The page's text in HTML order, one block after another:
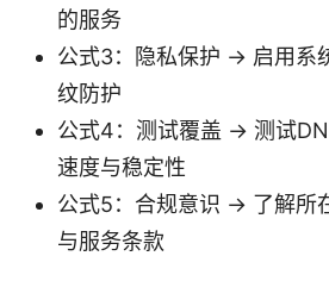
的服务
公式3：隐私保护 → 启用系
纹防护
公式4：测试覆盖 → 测试
速度与稳定性
公式5：合规意识 → 了解所
与服务条款